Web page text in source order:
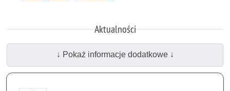
Aktualności
↓ Pokaż informacje dodatkowe ↓